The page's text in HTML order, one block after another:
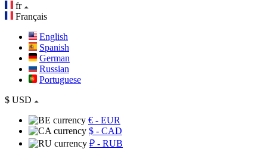
fr
Français
English
Spanish
German
Russian
Portuguese
$ USD
€ - EUR
$ - CAD
₽ - RUB